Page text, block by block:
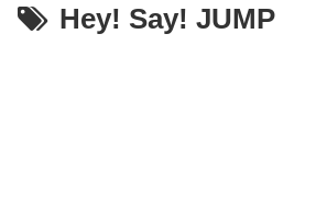
Hey! Say! JUMP